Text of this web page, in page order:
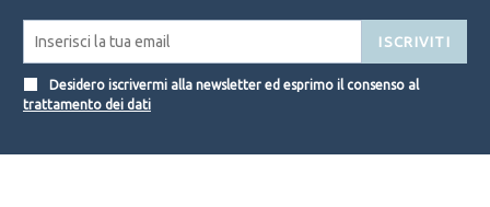
ISCRIVITI
Desidero iscrivermi alla newsletter ed esprimo il consenso al
trattamento dei dati